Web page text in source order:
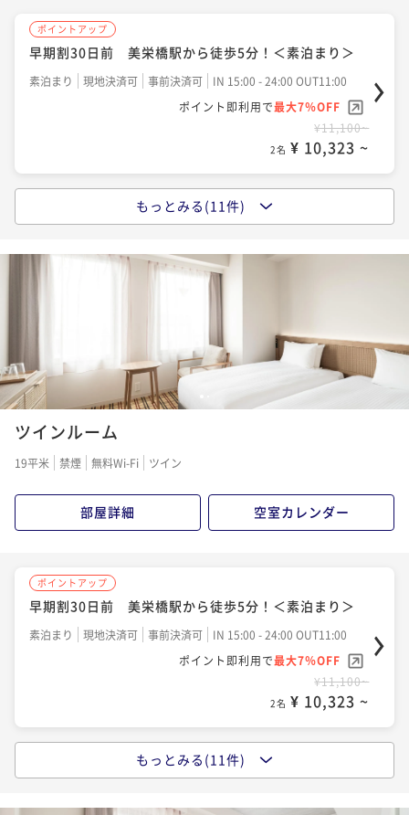
ポイントアップ
早期割30日前 美栄橋駅から徒歩5分！＜素泊まり＞
素泊まり 現地決済可 事前決済可
IN 15:00 - 24:00 OUT11:00
ポイント即利用で最大7％OFF
¥11,100~
2名 ¥ 10,323 ~
早期割14日前 美栄橋駅から徒歩5分！＜素泊まり＞
素泊まり 事前決済可
IN 15:00 - 24:00 OUT11:00
ポイント即利用で
ポイントアップ
【スタンダードプラン】 ＜素泊まり＞
素泊まり 現地決済可
ポイント即利用で
2名 ¥ 10,509 ~
【12時レイトアウトプラン】ゆっくりステイに最適＜
素泊まり＞
素泊まり 現地決済可 事前決済可
IN 14:00 - 24:00 OUT12:00
ポイント即利用で最大7％OFF
¥12,300~
2名 ¥ 11,439 ~
ゆったりステイ＜素泊まり＞
もっとみる(11件)
ツインルーム
19平米 禁煙 無料Wi-Fi ツイン
部屋詳細 空室カレンダー
ポイントアップ
早期割30日前 美栄橋駅から徒歩5分！＜素泊まり＞
素泊まり 現地決済可 事前決済可
IN 15:00 - 24:00 OUT11:00
ポイント即利用で最大7％OFF
¥11,100~
2名 ¥ 10,323 ~
早期割14日前 美栄橋駅から徒歩5分！＜素泊まり＞
もっとみる(11件)